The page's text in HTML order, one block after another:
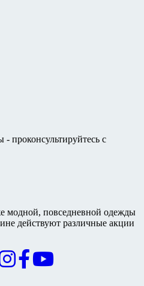
проконсультируйтесь с
модной, повседневной одежды
действуют различные акции